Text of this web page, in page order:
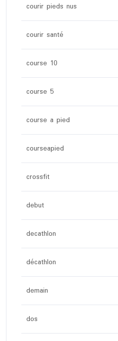
courir pieds nus
courir santé
course 10
course 5
course a pied
courseapied
crossfit
debut
decathlon
décathlon
demain
dos